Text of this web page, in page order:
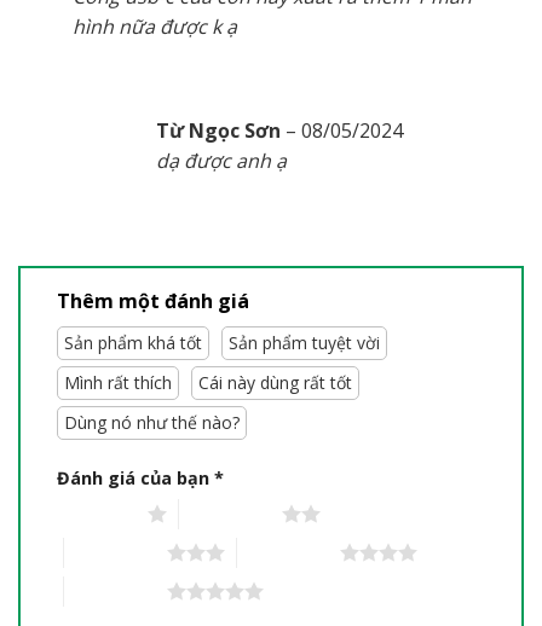
hình nữa được k ạ
Từ Ngọc Sơn – 08/05/2024
dạ được anh ạ
Thêm một đánh giá
Sản phẩm khá tốt
Sản phẩm tuyệt vời
Mình rất thích
Cái này dùng rất tốt
Dùng nó như thế nào?
Đánh giá của bạn *